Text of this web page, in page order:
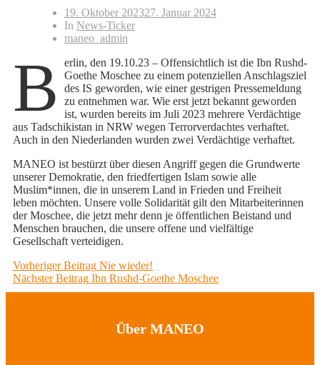
19. Oktober 202327. Januar 2024
In News-Ticker
maneo_admin
B
erlin, den 19.10.23 – Offensichtlich ist die Ibn Rushd-
Goethe Moschee zu einem potenziellen Anschlagsziel
des IS geworden, wie einer gestrigen Pressemeldung
zu entnehmen war. Wie erst jetzt bekannt geworden
ist, wurden bereits im Juli 2023 mehrere Verdächtige
aus Tadschikistan in NRW wegen Terrorverdachtes verhaftet.
Auch in den Niederlanden wurden zwei Verdächtige verhaftet.
MANEO ist bestürzt über diesen Angriff gegen die Grundwerte
unserer Demokratie, den friedfertigen Islam sowie alle
Muslim*innen, die in unserem Land in Frieden und Freiheit
leben möchten. Unsere volle Solidarität gilt den Mitarbeiterinnen
der Moschee, die jetzt mehr denn je öffentlichen Beistand und
Menschen brauchen, die unsere offene und vielfältige
Gesellschaft verteidigen.
Beitragsnavigation
Vorheriger Beitrag Previous
post:
Nie wieder!
Nächster Beitrag Next
post:
Ibn Rushd-Goethe Moschee
Über MANEO